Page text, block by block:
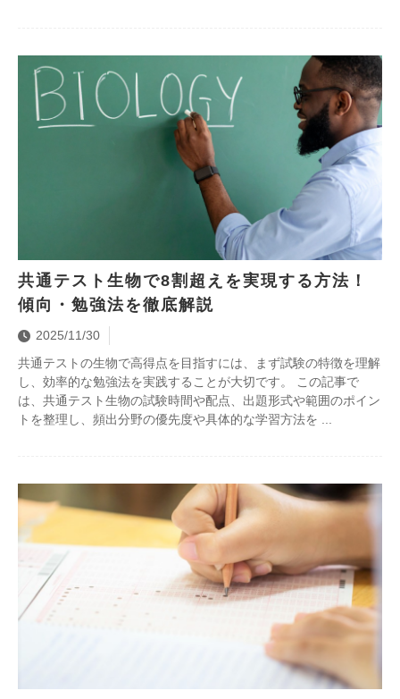
共通テスト生物で8割超えを実現する方法！
傾向・勉強法を徹底解説
2025/11/30
共通テストの生物で高得点を目指すには、まず試験の特徴を理解
し、効率的な勉強法を実践することが大切です。 この記事で
は、共通テスト生物の試験時間や配点、出題形式や範囲のポイン
トを整理し、頻出分野の優先度や具体的な学習方法を